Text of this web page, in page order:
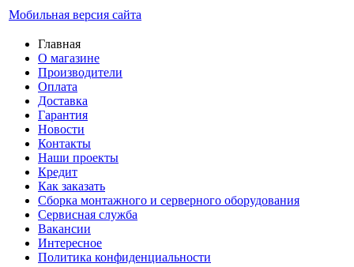
Мобильная версия сайта
Главная
О магазине
Производители
Оплата
Доставка
Гарантия
Новости
Контакты
Наши проекты
Кредит
Как заказать
Сборка монтажного и серверного оборудования
Сервисная служба
Вакансии
Интересное
Политика конфиденциальности